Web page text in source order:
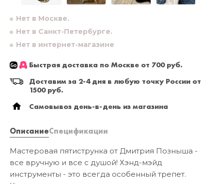
Нет в Москве.
Нет в Санкт-Петербурге.
Нет в интернет-магазине
Быстрая доставка по Москве от 700 руб.
Доставим за 2-4 дня в любую точку России от
1500 руб.
Самовывоз день-в-день из магазина
ОписаниеСпецификации
Мастеровая пятиструнка от Дмитрия Позныша -
все вручную и все с душой! Хэнд-мэйд
инструменты - это всегда особенный трепет.